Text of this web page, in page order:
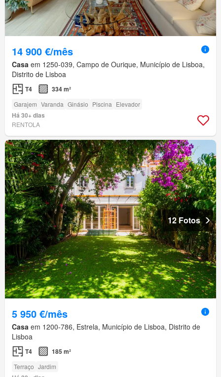
14 900 €/mês
Casa em 1250-039, Campo de Ourique, Município de Lisboa,
Distrito de Lisboa
T4 334 m²
Garajem Varanda Ginásio Piscina Elevador
Há 30+ dias
RENTOLA
12 Fotos
5 950 €/mês
Casa em 1200-786, Estrela, Município de Lisboa, Distrito de
Lisboa
T4 185 m²
Terraço Jardim